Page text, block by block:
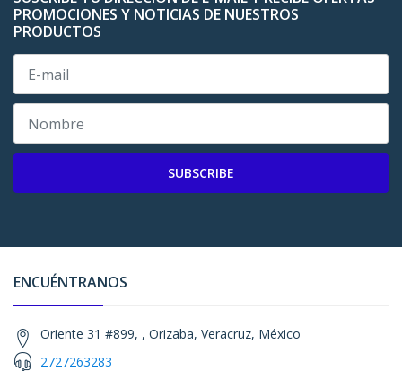
PROMOCIONES Y NOTICIAS DE NUESTROS
PRODUCTOS
SUBSCRIBE
ENCUÉNTRANOS
Oriente 31 #899, , Orizaba, Veracruz, México
2727263283